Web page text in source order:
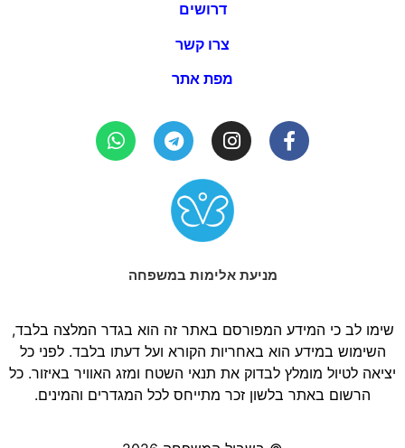
דרושים
צרו קשר
מפת אתר
מניעת אלימות במשפחה
שימו לב כי המידע המפורסם באתר זה הוא בגדר המלצה בלבד,
השימוש במידע הוא באחריות הקורא ועל דעתו בלבד. לפני כל
יציאה לטיול מומלץ לבדוק את תנאי השטח ומזג האוויר באיזור. כל
הרשום באתר בלשון זכר מתייחס לכל המגדרים והמינים.